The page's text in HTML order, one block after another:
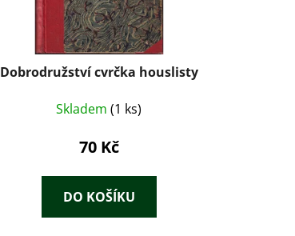
Dobrodružství cvrčka houslisty
Skladem(1 ks)
70 Kč
DO KOŠÍKU